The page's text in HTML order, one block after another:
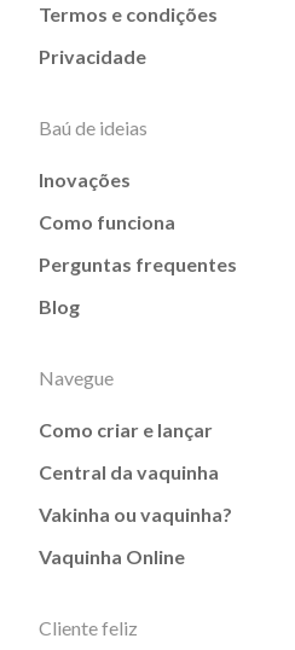
Termos e condições
Privacidade
Baú de ideias
Inovações
Como funciona
Perguntas frequentes
Blog
Navegue
Como criar e lançar
Central da vaquinha
Vakinha ou vaquinha?
Vaquinha Online
Cliente feliz